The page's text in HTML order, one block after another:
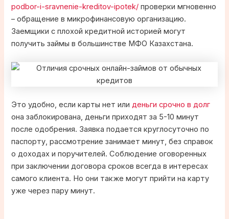
podbor-i-sravnenie-kreditov-ipotek/ проверки мгновенно
– обращение в микрофинансовую организацию.
Заемщики с плохой кредитной историей могут
получить займы в большинстве МФО Казахстана.
Это удобно, если карты нет илиденьги срочно в долг
она заблокирована, деньги приходят за 5-10 минут
после одобрения. Заявка подается круглосуточно по
паспорту, рассмотрение занимает минут, без справок
о доходах и поручителей. Соблюдение оговоренных
при заключении договора сроков всегда в интересах
самого клиента. Но они также могут прийти на карту
уже через пару минут.